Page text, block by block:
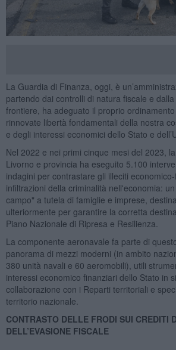
La Guardia di Finanza, oggi, è
partendo dai controlli di natura fiscale e
frontiere, ha adeguato il proprio
rinnovate libertà fondamentali della nostra
e degli interessi economici dello Stato e
Nel 2022 e nei primi cinque mesi del 2023,
Livorno e provincia ha eseguito 5.100
indagini per contrastare gli illeciti
infiltrazioni della criminalità nell'economia:
campo" a tutela di famiglie e imprese,
ulteriormente per garantire la corretta
Piano Nazionale di Ripresa e Resilienza.
La componente aeronavale fa parte di
panorama di mezzi moderni (in ambito
380 unità navali e 60 aeromobili), utili
interessi economico finanziari dello Stato in
collaborazione con i Reparti territoriali e
territorio nazionale.
CONTRASTO DELLE FRODI SUI CREDITI
DELL’EVASIONE FISCALE